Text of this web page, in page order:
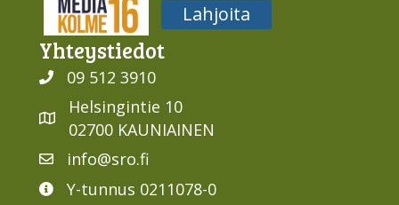
Media316
Lahjoita
Yhteys­tiedot
09 512 3910
Helsingintie 10
02700 KAUNIAINEN
info@sro.fi
Y-tunnus 0211078-0